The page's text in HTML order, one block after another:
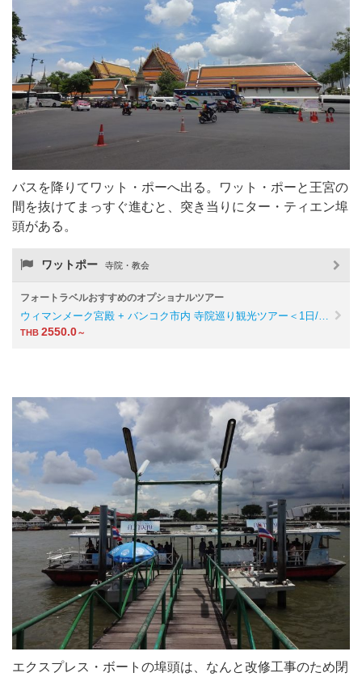
バスを降りてワット・ポーへ出る。ワット・ポーと王宮の
間を抜けてまっすぐ進むと、突き当りにター・ティエン埠
頭がある。
ワットポー 寺院・教会
フォートラベルおすすめのオプショナルツアー
ウィマンメーク宮殿 + バンコク市内 寺院巡り観光ツアー＜1日/…
THB 2550.0～
エクスプレス・ボートの埠頭は、なんと改修工事のため閉